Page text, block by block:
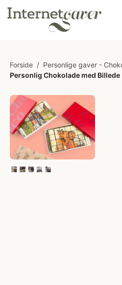
Forside / Personlige gaver -
Personlig Chokolade med Billede